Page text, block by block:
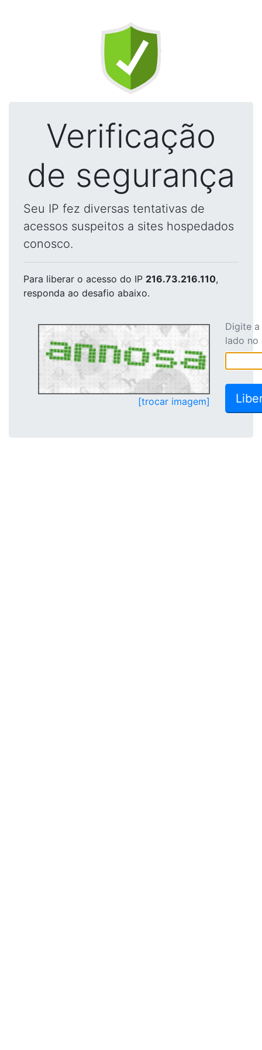
Verificação
de segurança
Seu IP fez diversas tentativas de
acessos suspeitos a sites hospedados
conosco.
Para liberar o acesso do IP 216.73.216.110,
responda ao desafio abaixo.
[trocar imagem]
Digite
lado no